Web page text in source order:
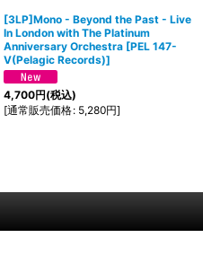
[3LP]Mono - Beyond the Past - Live
In London with The Platinum
Anniversary Orchestra [PEL 147-
V(Pelagic Records)]
4,700円(税込)
[通常販売価格: 5,280円]